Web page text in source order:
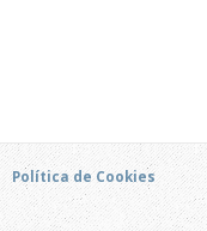
Política de Cookies